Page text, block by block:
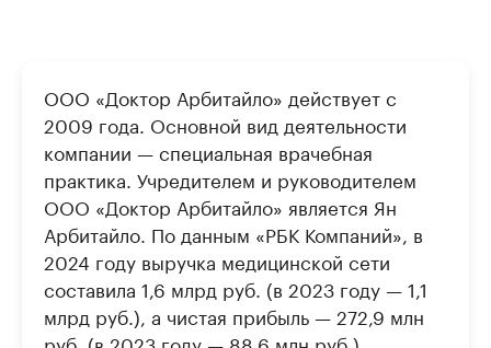
ООО «Доктор Арбитайло» действует с
2009 года. Основной вид деятельности
компании — специальная врачебная
практика. Учредителем и руководителем
ООО «Доктор Арбитайло» является Ян
Арбитайло. По данным «РБК Компаний», в
2024 году выручка медицинской сети
составила 1,6 млрд руб. (в 2023 году — 1,1
млрд руб.), а чистая прибыль — 272,9 млн